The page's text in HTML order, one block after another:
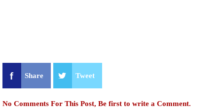
Share Tweet
No Comments For This Post, Be first to write a Comment.